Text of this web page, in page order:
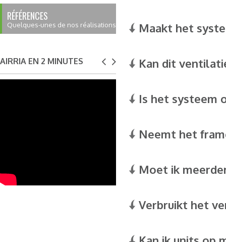
RÉFÉRENCES
Quelques-unes de nos réalisations
AIRRIA EN 2 MINUTES
Maakt het
Kan dit
Is het systeem
Neemt het
Moet ik
Verbruikt het